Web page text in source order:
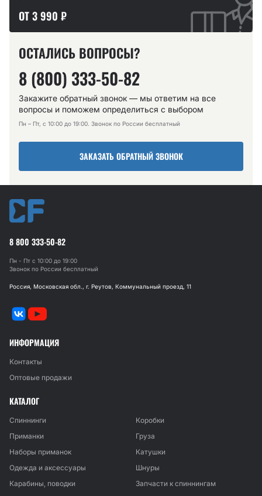
ОТ 3 990 ₽
ОСТАЛИСЬ ВОПРОСЫ?
8 (800) 333-50-82
Закажите обратный звонок — мы ответим на все
вопросы и поможем определиться с выбором
Пн – Пт, с 10:00 до 19:00. Звонок по России бесплатный
ЗАКАЗАТЬ ОБРАТНЫЙ ЗВОНОК
8 800 333-50-82
Пн - Пт с 10:00 до 19:00
Звонок по России бесплатный
Россия, Московская обл., г. Реутов, Коммунальный проезд, 11
ИНФОРМАЦИЯ
Контакты
Оптовые продажи
КАТАЛОГ
Спиннинги
Коробки
Приманки
Груза
Наборы приманок
Катушки
Одежда и аксессуары
Шнуры
Карабины, поводки
Запчасти к спиннингам